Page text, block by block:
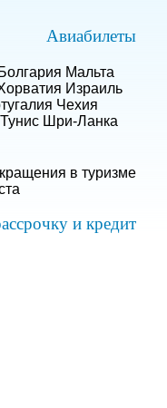
Авиабилеты
Болгария Мальта
Израиль
Чехия
Тунис Шри-Ланка
в туризме
и кредит